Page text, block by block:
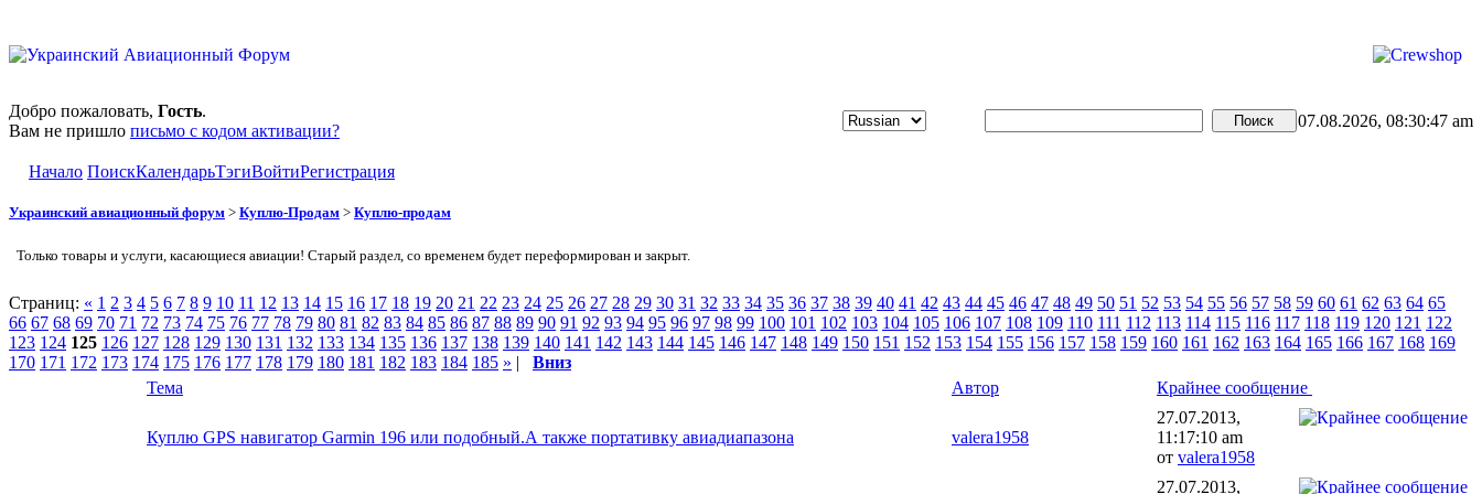
Добро пожаловать, Гость.
Вам не пришло письмо с кодом активации?
07.08.2026, 08:30:47 am
Начало ПоискКалендарьТэгиВойтиРегистрация
Украинский авиационный форум > Куплю-Продам > Куплю-продам
Только товары и услуги, касающиеся авиации! Старый раздел, со временем будет переформирован и закрыт.
Страниц: « 1 2 3 4 5 6 7 8 9 10 11 12 13 14 15 16 17 18 19 20 21 22 23 24 25 26 27 28 29 30 31 32 33 34 35 36 37 38 39 40 41 42 43 44 45 46 47 48 49 50 51 52 53 54 55 56 57 58 59 60 61 62 63 64 65
66 67 68 69 70 71 72 73 74 75 76 77 78 79 80 81 82 83 84 85 86 87 88 89 90 91 92 93 94 95 96 97 98 99 100 101 102 103 104 105 106 107 108 109 110 111 112 113 114 115 116 117 118 119 120 121 122
123 124 125 126 127 128 129 130 131 132 133 134 135 136 137 138 139 140 141 142 143 144 145 146 147 148 149 150 151 152 153 154 155 156 157 158 159 160 161 162 163 164 165 166 167 168 169
170 171 172 173 174 175 176 177 178 179 180 181 182 183 184 185 » | Вниз
Тема
Автор Крайнее сообщение
Куплю GPS навигатор Garmin 196 или подобный.А также портативку авиадиапазона valera1958
27.07.2013,
11:17:10 am
от valera1958
27.07.2013,